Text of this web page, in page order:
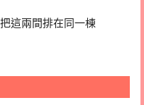
這兩間排在同一棟